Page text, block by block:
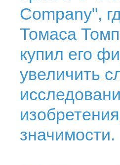
Company",
Томаса
купил его
увеличить
значимости.